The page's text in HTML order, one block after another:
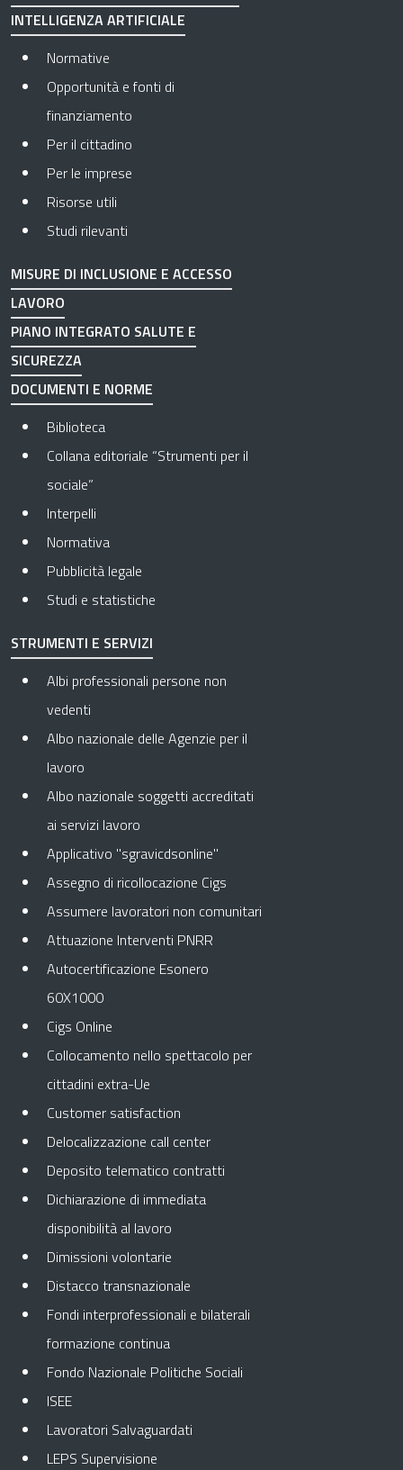
INTELLIGENZA ARTIFICIALE
Normative
Opportunità e fonti di
finanziamento
Per il cittadino
Per le imprese
Risorse utili
Studi rilevanti
MISURE DI INCLUSIONE E ACCESSO
LAVORO
PIANO INTEGRATO SALUTE E
SICUREZZA
DOCUMENTI E NORME
Biblioteca
Collana editoriale “Strumenti per il
sociale”
Interpelli
Normativa
Pubblicità legale
Studi e statistiche
STRUMENTI E SERVIZI
Albi professionali persone non
vedenti
Albo nazionale delle Agenzie per il
lavoro
Albo nazionale soggetti accreditati
ai servizi lavoro
Applicativo "sgravicdsonline"
Assegno di ricollocazione Cigs
Assumere lavoratori non comunitari
Attuazione Interventi PNRR
Autocertificazione Esonero
60X1000
Cigs Online
Collocamento nello spettacolo per
cittadini extra-Ue
Customer satisfaction
Delocalizzazione call center
Deposito telematico contratti
Dichiarazione di immediata
disponibilità al lavoro
Dimissioni volontarie
Distacco transnazionale
Fondi interprofessionali e bilaterali
formazione continua
Fondo Nazionale Politiche Sociali
ISEE
Lavoratori Salvaguardati
LEPS Supervisione